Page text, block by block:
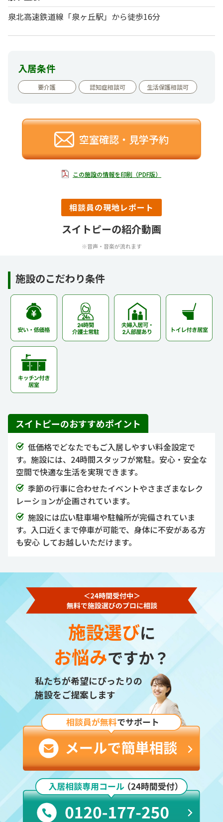
泉北高速鉄道線「泉ヶ丘駅」から徒歩16分
入居条件
要介護 認知症相談可 生活保護相談可
空室確認・見学予約
この施設の情報を印刷（PDF版）
相談員の現地レポート
スイトピーの紹介動画
※音声・音楽が流れます
施設のこだわり条件
スイトピーのおすすめポイント
低価格でどなたでもご入居しやすい料金設定で
す。施設には、24時間スタッフが常駐。安心・安全な
空間で快適な生活を実現できます。
季節の行事に合わせたイベントやさまざまなレク
レーションが企画されています。
施設には広い駐車場や駐輪所が完備されていま
す。入口近くまで停車が可能で、身体に不安がある方
も安心 してお越しいただけます。
施設選びに
お悩みですか？
私たちが希望にぴったりの
施設をご提案します